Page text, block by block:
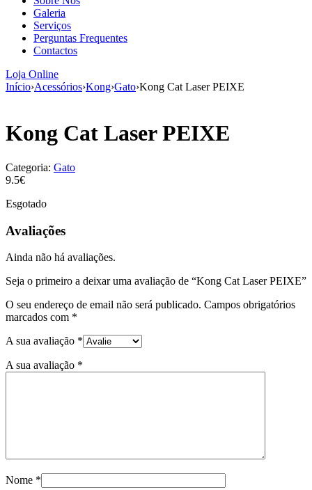
Galeria
Serviços
Perguntas Frequentes
Contactos
Loja Online
Início›Acessórios›Kong›Gato›Kong Cat Laser PEIXE
Kong Cat Laser PEIXE
Categoria: Gato
9.5€
Esgotado
Avaliações
Ainda não há avaliações.
Seja o primeiro a deixar uma avaliação de “Kong Cat Laser PEIXE”
O seu endereço de email não será publicado. Campos obrigatórios
marcados com *
A sua avaliação *
A sua avaliação *
Nome *
aumenta a
probabilidade
de ver
conteúdo e
ofertas